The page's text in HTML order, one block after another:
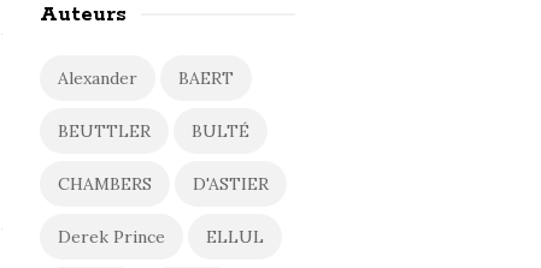
Auteurs
Alexander BAERT
BEUTTLER BULTÉ
CHAMBERS D'ASTIER
Derek Prince ELLUL